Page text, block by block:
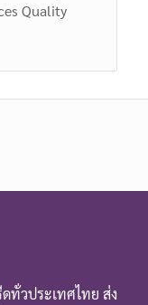
Quality
ทั่วประเทศไทย ส่ง